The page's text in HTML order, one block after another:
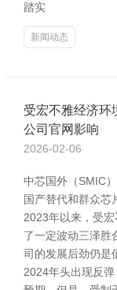
踏实
新闻动态
受宏不雅经济环
公司官网影响
2026-02-06
中芯国外（SMIC
国产替代和群众芯
2023年以来，受
了一定波动三泽胜
司的发展后劲仍是
2024年头出现反